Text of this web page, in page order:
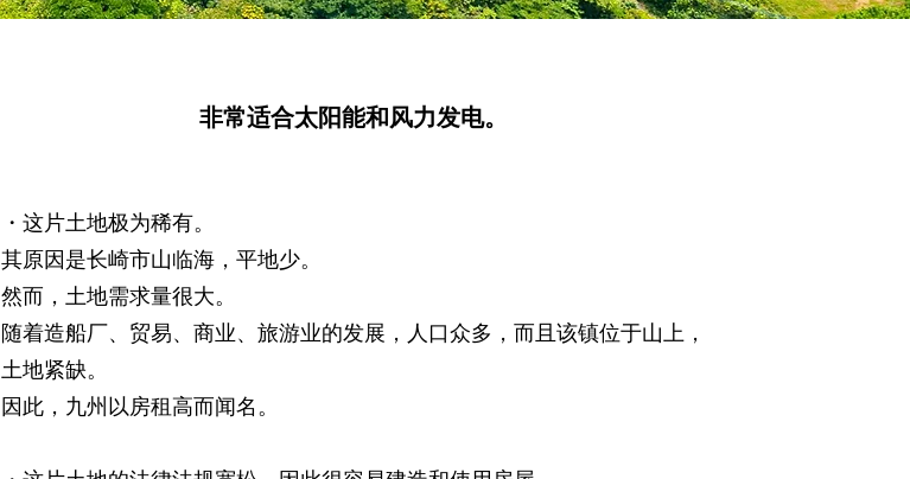
非常适合太阳能和风力发电。
・这片土地极为稀有。
其原因是长崎市山临海，平地少。
然而，土地需求量很大。
随着造船厂、贸易、商业、旅游业的发展，人口众多，而且该镇位于山上，
土地紧缺。
因此，九州以房租高而闻名。